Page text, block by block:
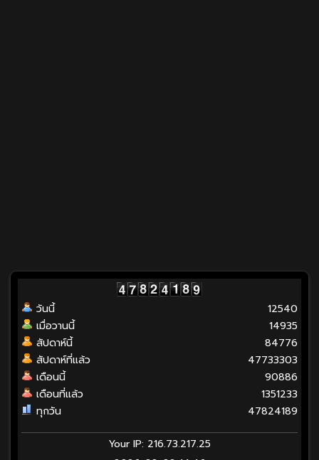
วันนี้
เมื่อวานนี้
สัปดาห์นี้
สัปดาห์ที่แล้ว
เดือนนี้
เดือนที่แล้ว
ทุกวัน
12540
14935
84776
47733303
90886
1351233
47824189
Your IP: 216.73.217.25